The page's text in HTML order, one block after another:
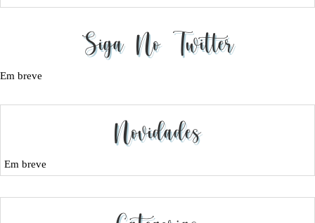
Siga No Twitter
Em breve
Novidades
Em breve